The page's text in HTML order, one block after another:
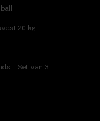
20 kg
– Set van 3